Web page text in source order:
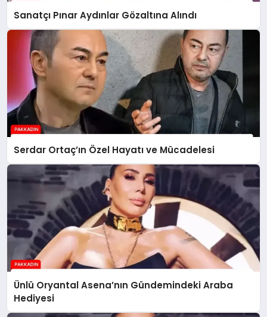
Sanatçı Pınar Aydınlar Gözaltına Alındı
Serdar Ortaç’ın Özel Hayatı ve Mücadelesi
Ünlü Oryantal Asena’nın Gündemindeki Araba
Hediyesi